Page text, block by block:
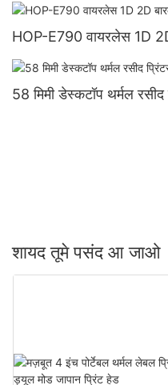
HOP-E790 वायरलेस 1D
58 मिमी डेस्कटॉप थर्मल
शायद तूमे पसंद आ जाओ